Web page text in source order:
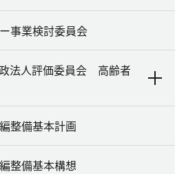
事業検討委員会
法人評価委員会 高齢者
整備基本計画
整備基本構想